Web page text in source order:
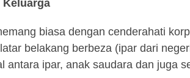
Keluarga
biasa dengan cenderahati
belakang berbeza (ipar dari
antara ipar, anak saudara dan juga